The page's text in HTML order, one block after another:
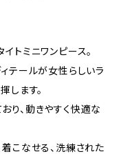
トミニワンピース。
テールが女性らしいラ
します。
り、動きやすく快適な
こなせる、洗練された